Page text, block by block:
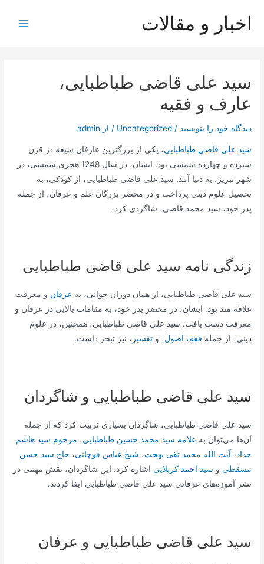
اخبار و مقالات
سید علی قاضی طباطبایی،
عارف و فقیه
دیدگاه‌ خود را بنویسید /
Uncategorized / از admin
سید علی قاضی طباطبایی، یکی از بزرگترین عارفان شیعه در قرن
سیزده و چهارده شمسی بود. ایشان، در سال 1248 هجری شمسی، در
شهر تبریز، به دنیا آمد. سید علی قاضی طباطبایی، از کودکی، به
تحصیل علوم دینی پرداخت و در محضر بزرگان علم و عرفان، از جمله
پدر خود، سید محمد قاضی، شاگردی کرد.
زندگی نامه سید علی قاضی طباطبایی
سید علی قاضی طباطبایی، از همان دوران جوانی، به عرفان و معرفت
علاقه مند بود. ایشان، در محضر پدر خود، به مقامات بالایی در عرفان و
معرفت دست یافت. سید علی قاضی طباطبایی، همچنین، در علوم
دینی، از جمله فقه، اصول، وتفسیر ، نیز تبحر داشت.
سید علی قاضی طباطبایی و شاگردان
سید علی قاضی طباطبایی، شاگردان بسیاری تربیت کرد که از جمله
آن‌ها می‌توان به علامه سید محمد حسین طباطبایی، مرحوم سید هاشم
حداد، آیت الله محمد تقی بهجت، شیخ عباس قوچانی، حاج سید حسن
مسقطی و سید احمد کربلایی اشاره کرد. این شاگردان، نقش مهمی در
نشر آموزه‌های عرفانی سید علی قاضی طباطبایی ایفا کردند.
سید علی قاضی طباطبایی و عرفان